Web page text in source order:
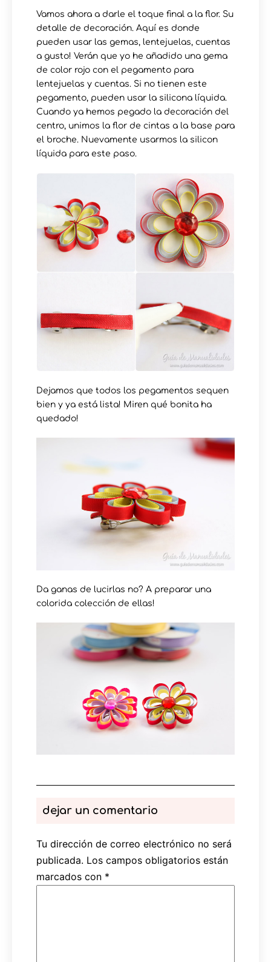
Vamos ahora a darle el toque final a la flor. Su
detalle de decoración. Aquí es donde
pueden usar las gemas, lentejuelas, cuentas
a gusto! Verán que yo he añadido una gema
de color rojo con el pegamento para
lentejuelas y cuentas. Si no tienen este
pegamento, pueden usar la silicona líquida.
Cuando ya hemos pegado la decoración del
centro, unimos la flor de cintas a la base para
el broche. Nuevamente usarmos la silicon
líquida para este paso.
Dejamos que todos los pegamentos sequen
bien y ya está lista! Miren qué bonita ha
quedado!
Da ganas de lucirlas no? A preparar una
colorida colección de ellas!
dejar un comentario
Tu dirección de correo electrónico no será
publicada. Los campos obligatorios están
marcados con *